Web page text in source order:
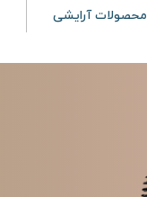
محصولات آرایشی